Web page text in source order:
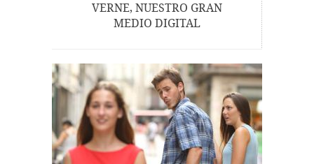
VERNE, NUESTRO GRAN
MEDIO DIGITAL